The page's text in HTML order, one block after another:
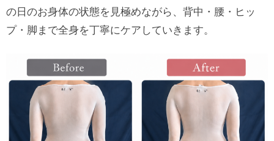
の日のお身体の状態を見極めながら、背中・腰・ヒッ
プ・脚まで全身を丁寧にケアしていきます。